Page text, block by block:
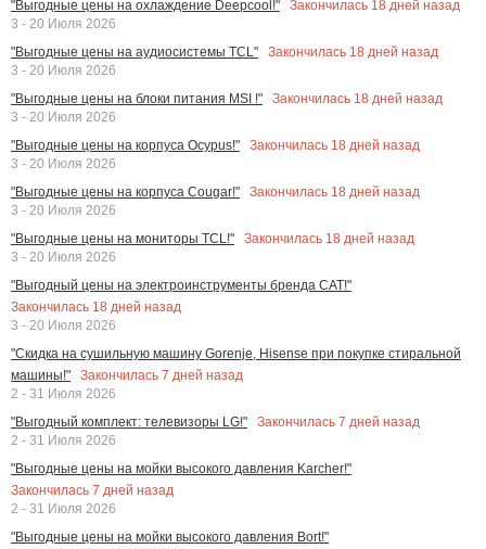
"Выгодные цены на охлаждение Deepcool!"
Закончилась 18 дней назад
3 - 20 Июля 2026
"Выгодные цены на аудиосистемы TCL"
Закончилась 18 дней назад
3 - 20 Июля 2026
"Выгодные цены на блоки питания MSI !"
Закончилась 18 дней назад
3 - 20 Июля 2026
"Выгодные цены на корпуса Ocypus!"
Закончилась 18 дней назад
3 - 20 Июля 2026
"Выгодные цены на корпуса Cougar!"
Закончилась 18 дней назад
3 - 20 Июля 2026
"Выгодные цены на мониторы TCL!"
Закончилась 18 дней назад
3 - 20 Июля 2026
"Выгодный цены на электроинструменты бренда CAT!"
Закончилась 18 дней назад
3 - 20 Июля 2026
"Скидка на сушильную машину Gorenje, Hisense при покупке стиральной
машины!"
Закончилась 7 дней назад
2 - 31 Июля 2026
"Выгодный комплект: телевизоры LG!"
Закончилась 7 дней назад
2 - 31 Июля 2026
"Выгодные цены на мойки высокого давления Karcher!"
Закончилась 7 дней назад
2 - 31 Июля 2026
"Выгодные цены на мойки высокого давления Bort!"